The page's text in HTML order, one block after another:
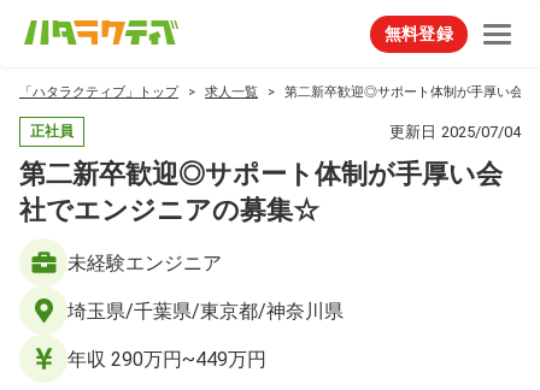
無料登録
「ハタラクティブ」トップ 求人一覧 第二新卒歓迎◎サポート体制が手厚い会
正社員 更新日 2025/07/04
第二新卒歓迎◎サポート体制が手厚い会
社でエンジニアの募集☆
未経験エンジニア
埼玉県/千葉県/東京都/神奈川県
年収 290万円~449万円